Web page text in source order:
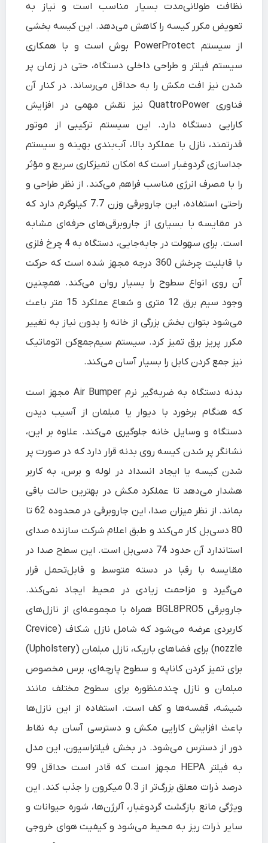
نظافت طولانی‌مدت بسیار مناسب است و نیاز به
تعویض مکرر کیسه را کاهش می‌دهد. این کیسه بخشی
از سیستم PowerProtect بوش است و با همکاری
سیستم فیلتر و طراحی داخلی دستگاه، حتی در زمان پر
شدن نیز افت مکش را به حداقل می‌رساند. در کنار آن
فناوری QuattroPower نیز نقش مهمی در افزایش
کارایی دستگاه دارد. این سیستم ترکیبی از موتور
قدرتمند، نازل با عملکرد بالا، آب‌بندی بهینه و سیستم
جداسازی گردوغبار است که امکان تمیزکاری سریع و مؤثر
را با مصرف انرژی مناسب فراهم می‌کند. از نظر طراحی و
راحتی استفاده، این جاروبرقی وزن 7.7 کیلوگرم دارد که
در مقایسه با بسیاری از جاروبرقی‌های حرفه‌ای مشابه
است. برای سهولت در جابه‌جایی، دستگاه به 4 چرخ فلزی
با قابلیت چرخش 360 درجه مجهز شده است که حرکت
آن روی انواع سطوح را بسیار روان می‌کند. همچنین
وجود سیم برق 12 متری و شعاع عملکرد 15 متر باعث
می‌شود بتوان بخش بزرگی از خانه را بدون نیاز به تغییر
مکرر پریز برق تمیز کرد. سیستم سیم‌جمع‌کن اتوماتیک
نیز جمع کردن کابل را بسیار آسان می‌کند.
بدنه دستگاه به ضربه‌گیر نرم Air Bumper مجهز است
که هنگام برخورد با دیوار یا مبلمان از آسیب دیدن
دستگاه و وسایل خانه جلوگیری می‌کند. علاوه بر این،
نشانگر پر شدن کیسه روی بدنه قرار دارد که در صورت پر
شدن کیسه یا ایجاد انسداد در لوله و برس، به کاربر
هشدار می‌دهد تا عملکرد مکش در بهترین حالت باقی
بماند. از نظر میزان صدا، این جاروبرقی در محدوده 62 تا
80 دسی‌بل کار می‌کند و طبق اعلام شرکت سازنده صدای
استاندارد آن حدود 74 دسی‌بل است. این سطح صدا در
مقایسه با رقبا در دسته متوسط و قابل‌تحمل قرار
می‌گیرد و مزاحمت زیادی در محیط ایجاد نمی‌کند.
جاروبرقی BGL8PRO5 همراه با مجموعه‌ای از نازل‌های
کاربردی عرضه می‌شود که شامل نازل شکاف (Crevice
nozzle) برای فضاهای باریک، نازل مبلمان (Upholstery)
برای تمیز کردن کاناپه و سطوح پارچه‌ای، برس مخصوص
مبلمان و نازل چندمنظوره برای سطوح مختلف مانند
شیشه، قفسه‌ها و کف است. استفاده از این نازل‌ها
باعث افزایش کارایی مکش و دسترسی آسان به نقاط
دور از دسترس می‌شود. در بخش فیلتراسیون، این مدل
به فیلتر HEPA مجهز است که قادر است حداقل 99
درصد ذرات معلق بزرگ‌تر از 0.3 میکرون را جذب کند. این
ویژگی مانع بازگشت گردوغبار، آلرژن‌ها، شوره حیوانات و
سایر ذرات ریز به محیط می‌شود و کیفیت هوای خروجی